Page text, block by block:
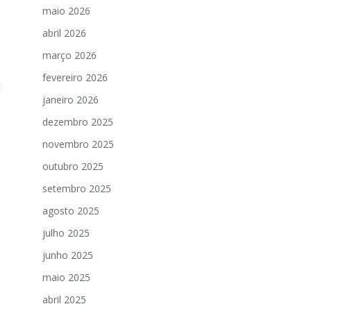
maio 2026
abril 2026
março 2026
fevereiro 2026
janeiro 2026
dezembro 2025
novembro 2025
outubro 2025
setembro 2025
agosto 2025
julho 2025
junho 2025
maio 2025
abril 2025